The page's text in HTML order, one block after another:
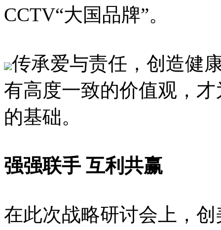
CCTV“大国品牌”。
传承爱与责任，创造
有高度一致的价值观
的基础。
强强联手 互利共赢
在此次战略研讨会上